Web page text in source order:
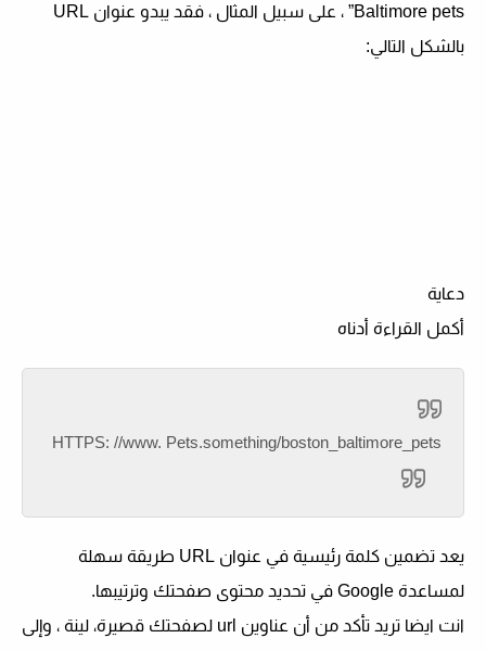
Baltimore pets” ، على سبيل المثال ، فقد يبدو عنوان URL
بالشكل التالي:
دعاية
أكمل القراءة أدناه
HTTPS: //www. Pets.something/boston_baltimore_pets
يعد تضمين كلمة رئيسية في عنوان URL طريقة سهلة
لمساعدة Google في تحديد محتوى صفحتك وترتيبها.
انت ايضا تريد تأكد من أن عناوين url لصفحتك قصيرة
، لينة ، وإلى